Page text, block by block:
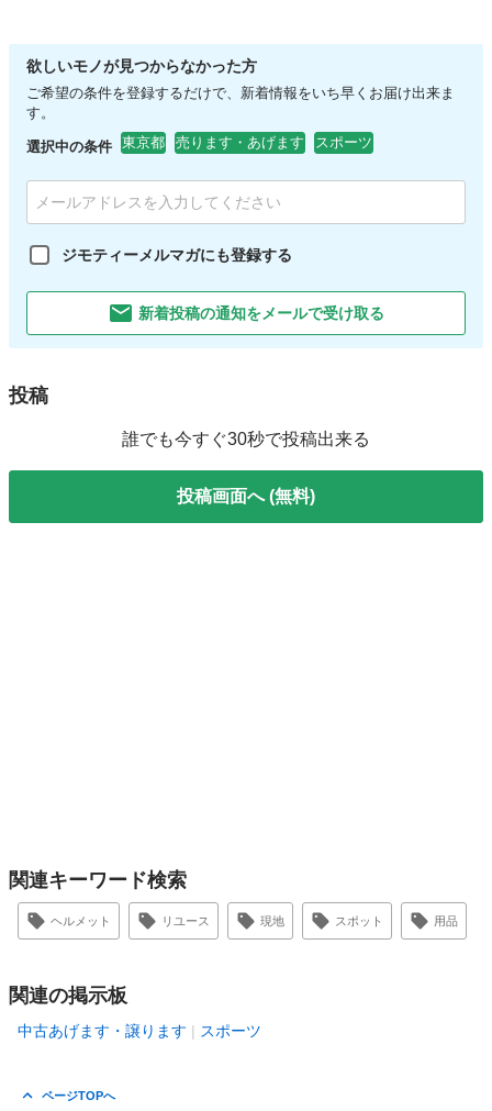
欲しいモノが見つからなかった方
ご希望の条件を登録するだけで、新着情報をいち早くお届け出来ま
す。
選択中の条件 東京都 売ります・あげます スポーツ
ジモティーメルマガにも登録する
新着投稿の通知をメールで受け取る
投稿
誰でも今すぐ30秒で投稿出来る
投稿画面へ (無料)
関連キーワード検索
ヘルメット リユース 現地 スポット 用品
関連の掲示板
中古あげます・譲ります スポーツ
ページTOPへ